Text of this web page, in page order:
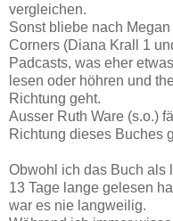
vergleichen.
Sonst bliebe nach
Corners (Diana Krall 1
Padcasts, was eher
lesen oder höhren und
Richtung geht.
Ausser Ruth Ware (s.o.)
Richtung dieses Buches
Obwohl ich das Buch als
13 Tage lange gelesen
war es nie langweilig.